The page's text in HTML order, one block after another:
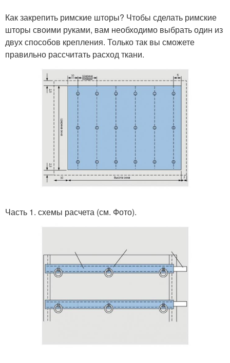
Как закрепить римские шторы? Чтобы сделать римские
шторы своими руками, вам необходимо выбрать один из
двух способов крепления. Только так вы сможете
правильно рассчитать расход ткани.
Часть 1. схемы расчета (см. Фото).